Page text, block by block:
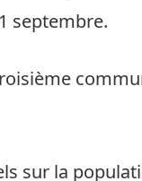
septembre.
sur la